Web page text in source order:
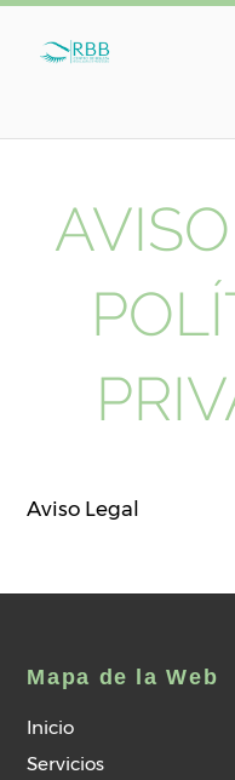
Aviso Legal
Mapa de la Web
Inicio
Servicios